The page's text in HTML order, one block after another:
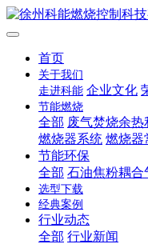
首页
关于我们
走进科能 企业文化
节能燃烧
全部 废气焚烧余热
燃烧器系统 燃烧器
节能环保
全部 石油焦粉耦合
选型下载
经典案例
行业动态
全部 行业新闻